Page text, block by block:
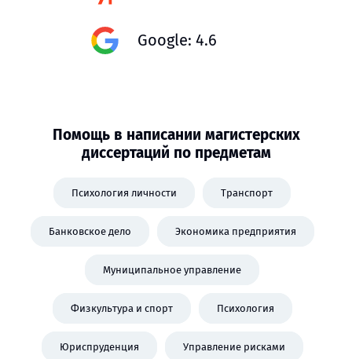
Google: 4.6
Помощь в написании магистерских
диссертаций по предметам
Психология личности Транспорт
Банковское дело Экономика предприятия
Муниципальное управление
Физкультура и спорт Психология
Юриспруденция Управление рисками